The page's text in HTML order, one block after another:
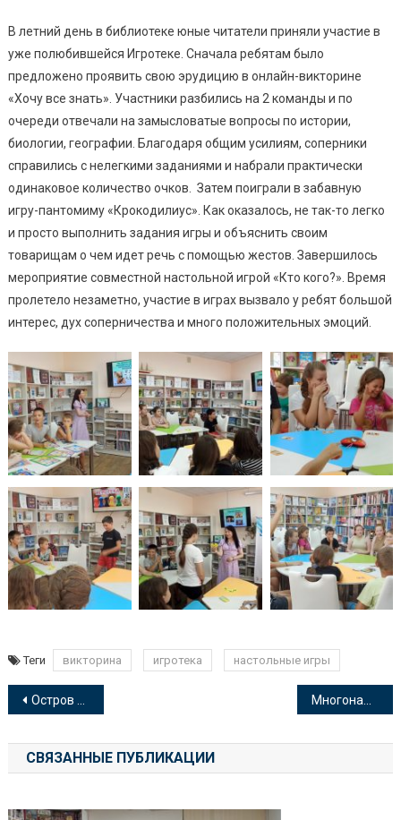
В летний день в библиотеке юные читатели приняли участие в
уже полюбившейся Игротеке. Сначала ребятам было
предложено проявить свою эрудицию в онлайн-викторине
«Хочу все знать». Участники разбились на 2 команды и по
очереди отвечали на замысловатые вопросы по истории,
биологии, географии. Благодаря общим усилиям, соперники
справились с нелегкими заданиями и набрали практически
одинаковое количество очков. Затем поиграли в забавную
игру-пантомиму «Крокодилиус». Как оказалось, не так-то легко
и просто выполнить задания игры и объяснить своим
товарищам о чем идет речь с помощью жестов. Завершилось
мероприятие совместной настольной игрой «Кто кого?». Время
пролетело незаметно, участие в играх вызвало у ребят большой
интерес, дух соперничества и много положительных эмоций.
Теги викторина игротека настольные игры
Навигация
по
записям
Остров чтения Многонациональная Россия
СВЯЗАННЫЕ ПУБЛИКАЦИИ